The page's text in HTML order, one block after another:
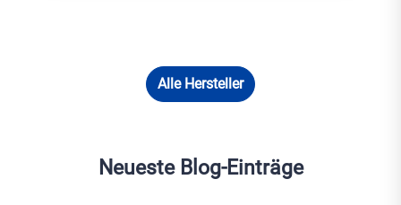
Alle Hersteller
Neueste Blog-Einträge